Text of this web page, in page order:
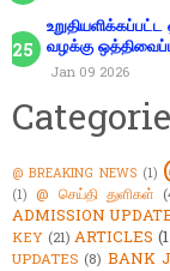
வழக்கு
Jan 09 2026
@ BREAKING NEWS (1)
(1) @ செய்தி துளிகள்
ADMISSION
KEY (21) ARTICLES
UPDATES (8) BANK